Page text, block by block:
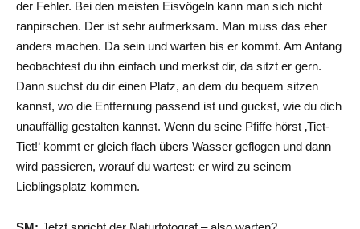
der Fehler. Bei den meisten Eisvögeln kann man sich nicht
ranpirschen. Der ist sehr aufmerksam. Man muss das eher
anders machen. Da sein und warten bis er kommt. Am Anfang
beobachtest du ihn einfach und merkst dir, da sitzt er gern.
Dann suchst du dir einen Platz, an dem du bequem sitzen
kannst, wo die Entfernung passend ist und guckst, wie du dich
unauffällig gestalten kannst. Wenn du seine Pfiffe hörst ‚Tiet-
Tiet!‘ kommt er gleich flach übers Wasser geflogen und dann
wird passieren, worauf du wartest: er wird zu seinem
Lieblingsplatz kommen.